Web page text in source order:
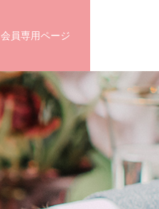
会員専用ページ